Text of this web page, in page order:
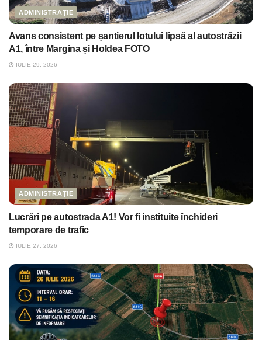
ADMINISTRAȚIE
Avans consistent pe șantierul lotului lipsă al autostrăzii
A1, între Margina și Holdea FOTO
IULIE 29, 2026
ADMINISTRAȚIE
Lucrări pe autostrada A1! Vor fi instituite închideri
temporare de trafic
IULIE 27, 2026